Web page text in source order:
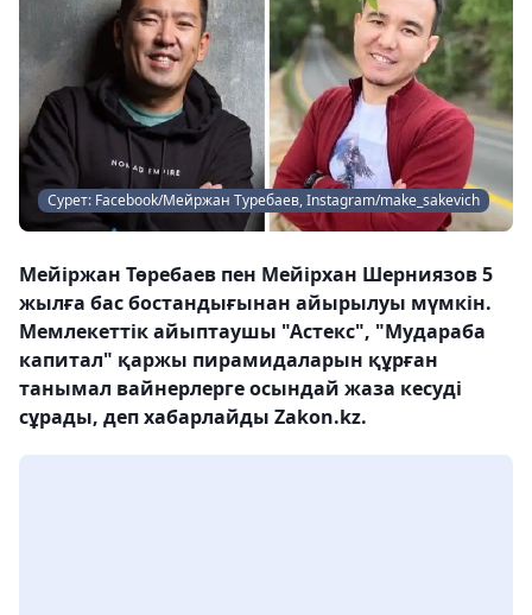
Сурет: Facebook/Мейржан Туребаев, Instagram/make_sakevich
Мейіржан Төребаев пен Мейірхан Шерниязов 5
жылға бас бостандығынан айырылуы мүмкін.
Мемлекеттік айыптаушы "Астекс", "Мудараба
капитал" қаржы пирамидаларын құрған
танымал вайнерлерге осындай жаза кесуді
сұрады, деп хабарлайды Zakon.kz.